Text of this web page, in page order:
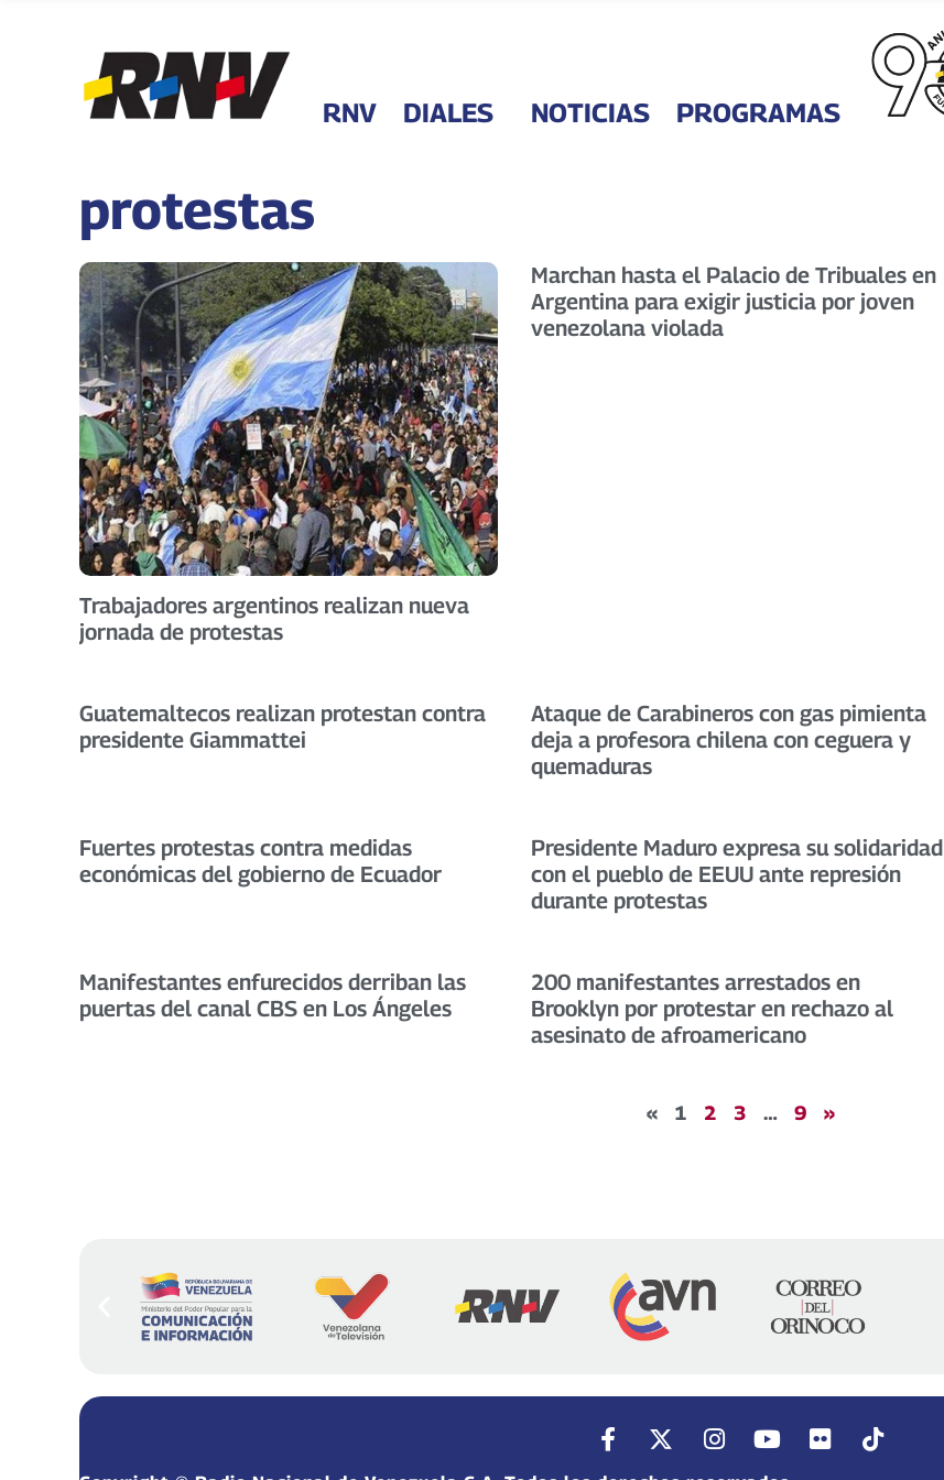
RNV DIALES NOTICIAS PROGRAMAS
protestas
Trabajadores argentinos realizan nueva
jornada de protestas
Marchan hasta el Palacio de Tribuales en
Argentina para exigir justicia por joven
venezolana violada
Guatemaltecos realizan protestan contra
presidente Giammattei
Ataque de Carabineros con gas pimienta
deja a profesora chilena con ceguera y
quemaduras
Fuertes protestas contra medidas
económicas del gobierno de Ecuador
Presidente Maduro expresa su solidaridad
con el pueblo de EEUU ante represión
durante protestas
Manifestantes enfurecidos derriban las
puertas del canal CBS en Los Ángeles
200 manifestantes arrestados en
Brooklyn por protestar en rechazo al
asesinato de afroamericano
« 1 2 3 … 9 »